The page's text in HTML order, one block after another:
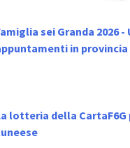
sei Granda 2026 -
in provincia
lotteria della